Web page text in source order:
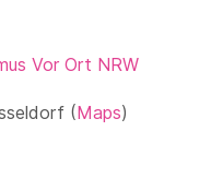
Vor Ort NRW
(Maps)